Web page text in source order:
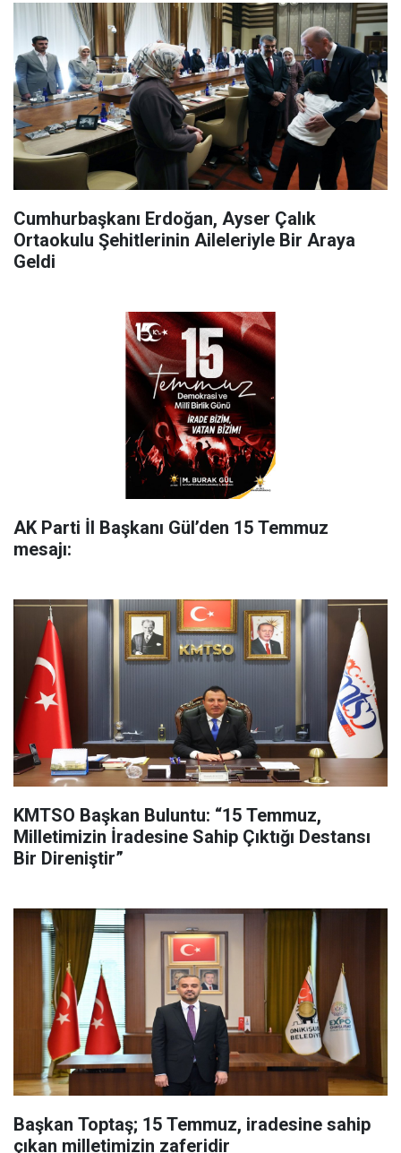
Cumhurbaşkanı Erdoğan, Ayser Çalık
Ortaokulu Şehitlerinin Aileleriyle Bir Araya
Geldi
AK Parti İl Başkanı Gül’den 15 Temmuz
mesajı:
KMTSO Başkan Buluntu: “15 Temmuz,
Milletimizin İradesine Sahip Çıktığı Destansı
Bir Direniştir”
Başkan Toptaş; 15 Temmuz, iradesine sahip
çıkan milletimizin zaferidir